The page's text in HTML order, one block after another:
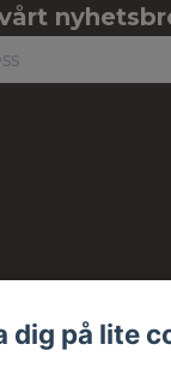
dig på lite